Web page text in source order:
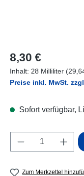
Regulärer Preis:
8,30 €
Inhalt: 28 Milliliter
Preise inkl. MwSt.
Sofort verfügbar,
Produkt
Zum Merkzettel